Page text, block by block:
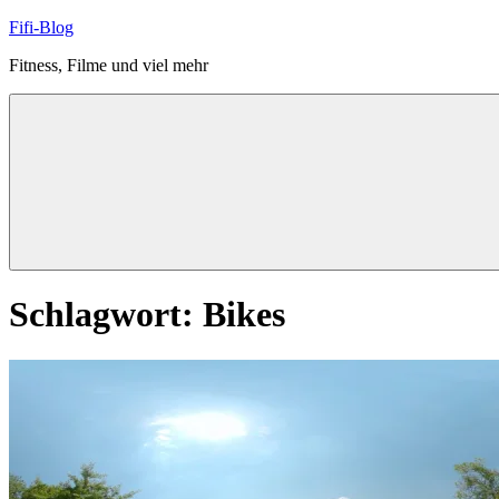
Zum
springen
Fifi-Blog
Fitness, Filme und viel mehr
Schlagwort: Bikes